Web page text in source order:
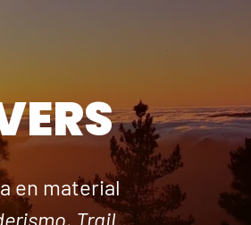
en material
Trail